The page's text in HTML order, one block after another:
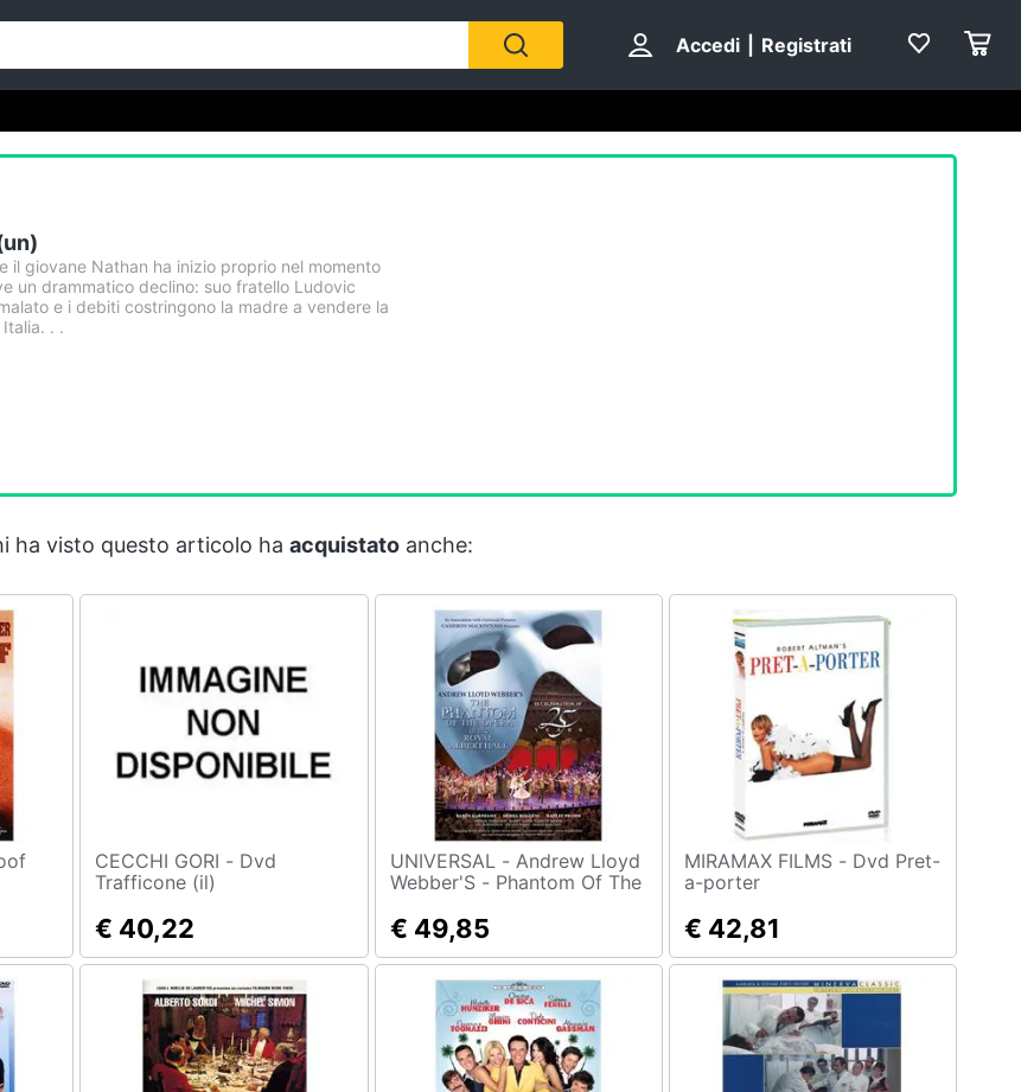
Accedi Registrati
il giovane Nathan ha inizio proprio nel momento
un drammatico declino: suo fratello Ludovic
e i debiti costringono la madre a vendere la
. .
ha visto questo articolo ha acquistatoanche:
CECCHI GORI - Dvd
Trafficone (il)
€ 40,22
UNIVERSAL - Andrew Lloyd
Webber'S - Phantom Of The
€ 49,85
MIRAMAX FILMS - Dvd Pret-
a-porter
€ 42,81